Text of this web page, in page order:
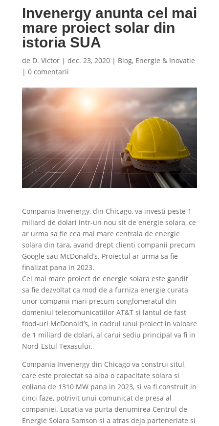
Invenergy anunta cel mai
mare proiect solar din
istoria SUA
de D. Victor| dec. 23, 2020| Blog, Energie & Inovatie
| 0 comentarii
Compania Invenergy, din Chicago, va investi peste 1
miliard de dolari intr-un nou sit de energie solara, ce
ar urma sa fie cea mai mare centrala de energie
solara din tara, avand drept clienti companii precum
Google sau McDonald’s. Proiectul ar urma sa fie
finalizat pana in 2023.
Cel mai mare proiect de energie solara este gandit
sa fie dezvoltat ca mod de a furniza energie curata
unor companii mari precum conglomeratul din
domeniul telecomunicatiilor AT&T si lantul de fast
food-uri McDonald’s, in cadrul unui proiect in valoare
de 1 miliard de dolari, al carui sediu principal va fi in
Nord-Estul Texasului.
Compania Invenergy din Chicago va construi situl,
care este proiectat sa aiba o capacitate solara si
eoliana de 1310 MW pana in 2023, si va fi construit in
cinci faze, potrivit unui comunicat de presa al
companiei. Locatia va purta denumirea Centrul de
Energie Solara Samson si a atras deja parteneriate si